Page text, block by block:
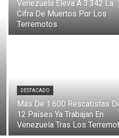
Venezuela Eleva A 3.342 La
Cifra De Muertos Por Los
Terremotos
DESTACADO
Más De 1.600 Rescatistas
12 Países Ya Trabajan En
Venezuela Tras Los